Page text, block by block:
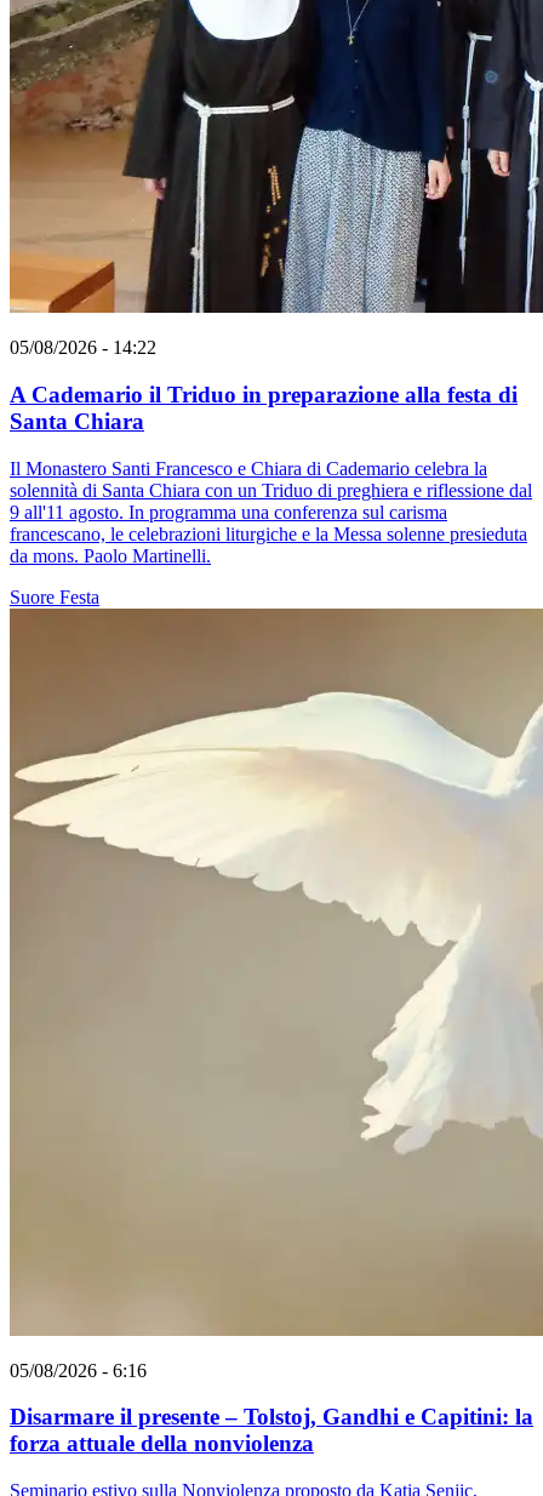
05/08/2026 - 14:22
A Cademario il Triduo in preparazione alla festa di
Santa Chiara
Il Monastero Santi Francesco e Chiara di Cademario celebra la
solennità di Santa Chiara con un Triduo di preghiera e riflessione dal
9 all'11 agosto. In programma una conferenza sul carisma
francescano, le celebrazioni liturgiche e la Messa solenne presieduta
da mons. Paolo Martinelli.
Suore Festa
05/08/2026 - 6:16
Disarmare il presente – Tolstoj, Gandhi e Capitini: la
forza attuale della nonviolenza
Seminario estivo sulla Nonviolenza proposto da Katia Senjic,